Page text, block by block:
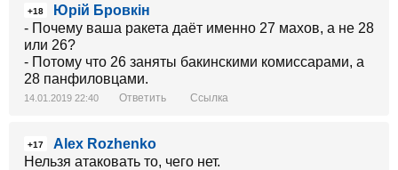
+18
Юрій Бровкін
- Почему ваша ракета даёт именно 27 махов, а не 28
или 26?
- Потому что 26 заняты бакинскими комиссарами, а
28 панфиловцами.
14.01.2019 22:40 Ответить Ссылка
+17
Alex Rozhenko
Нельзя атаковать то, чего нет.